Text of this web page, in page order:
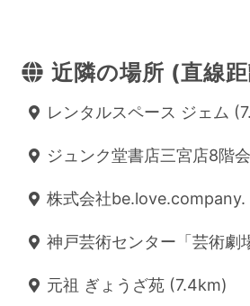
近隣の場所 (直線
レンタルスペース ジェム
ジュンク堂書店三宮店8階
株式会社be.love.company.
神戸芸術センター「芸術劇
元祖 ぎょうざ苑 (7.4km)